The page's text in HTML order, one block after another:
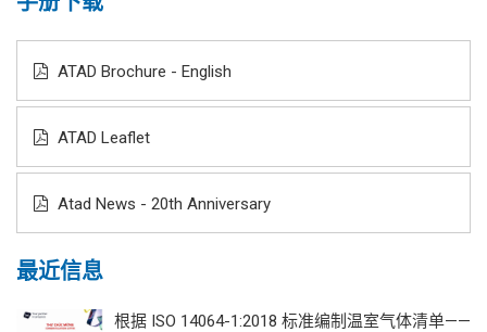
ATAD Brochure - English
ATAD Leaflet
Atad News - 20th Anniversary
最近信息
根据 ISO 14064-1:2018 标准编制温室气体清单——